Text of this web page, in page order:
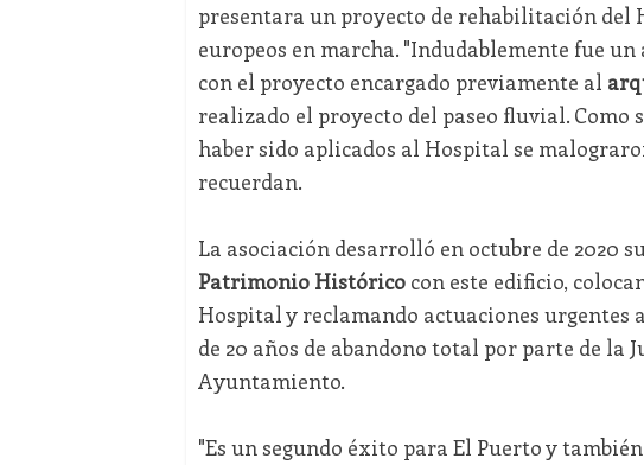
presentara un proyecto de rehabilitación del
europeos en marcha. "Indudablemente fue
con el proyecto encargado previamente al
realizado el proyecto del paseo fluvial. Como
haber sido aplicados al Hospital se
recuerdan.
La asociación desarrolló en octubre de 2020
Patrimonio Históricocon este edificio,
Hospital y reclamando actuaciones urgentes
de 20 años de abandono total por parte de la
Ayuntamiento.
"Es un segundo éxito para El Puerto y